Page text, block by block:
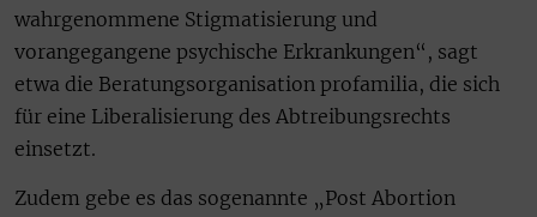
wahrgenommene Stigmatisierung und
vorangegangene psychische Erkrankungen“, sagt
etwa die Beratungsorganisation profamilia, die sich
für eine Liberalisierung des Abtreibungsrechts
einsetzt.
Zudem gebe es das sogenannte „Post Abortion